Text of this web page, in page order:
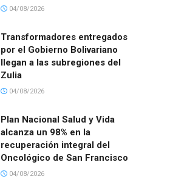
04/08/2026
Transformadores entregados
por el Gobierno Bolivariano
llegan a las subregiones del
Zulia
04/08/2026
Plan Nacional Salud y Vida
alcanza un 98% en la
recuperación integral del
Oncológico de San Francisco
04/08/2026